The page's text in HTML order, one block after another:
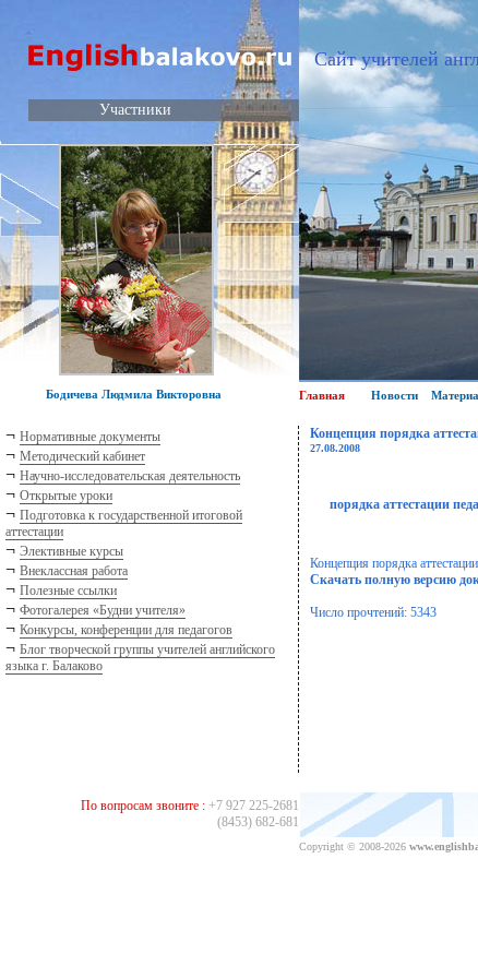
Участники
Сайт учителей
Бодичева Людмила Викторовна Главная Новости
¬ Нормативные документы
¬ Методический кабинет
¬ Научно-исследовательская деятельность
¬ Открытые уроки
¬ Подготовка к государственной итоговой
аттестации
¬ Элективные курсы
¬ Внеклассная работа
¬ Полезные ссылки
¬ Фотогалерея «Будни учителя»
¬ Конкурсы, конференции для педагогов
¬ Блог творческой группы учителей английского
языка г. Балаково
Концепция порядка
27.08.2008
порядка аттестации
Концепция порядка
Скачать полную версию
Число прочтений: 5343
По вопросам звоните : +7 927 225-2681
(8453) 682-681
Copyright © 2008-2026